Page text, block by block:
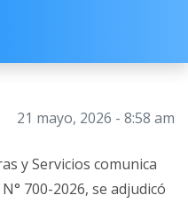
21 mayo, 2026 - 8:58 am
y Servicios comunica
700-2026, se adjudicó